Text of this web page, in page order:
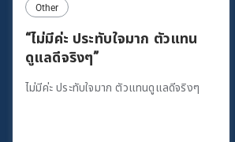
Other
“ไม่มีค่ะ ประทับใจมาก ตัวแทน
ดูแลดีจริงๆ”
ไม่มีค่ะ ประทับใจมาก ตัวแทนดูแลดีจริงๆ